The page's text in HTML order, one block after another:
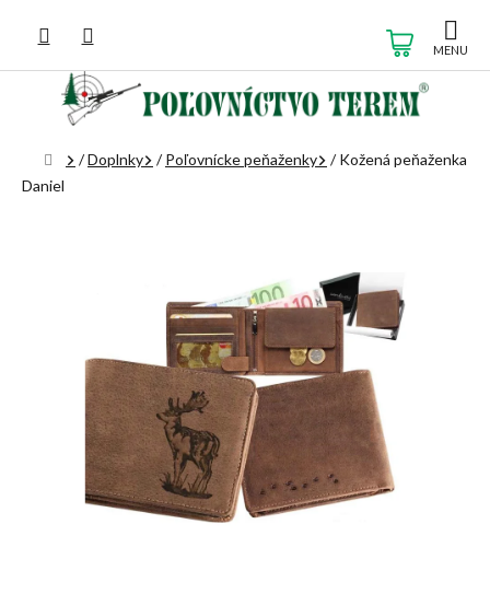
obsah
KOŠÍK
Domov
/Doplnky / Poľovnícke peňaženky / Kožená peňaženka
Daniel